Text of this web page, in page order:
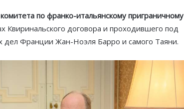
комитета по франко-итальянскому приграничному
Квиринальского договора и проходившего под
дел Франции Жан-Ноэля Барро и самого Таяни.